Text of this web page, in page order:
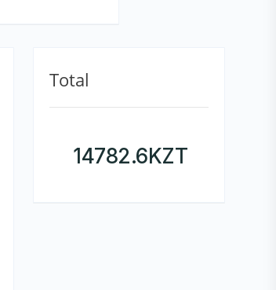
Total
14782.6KZT